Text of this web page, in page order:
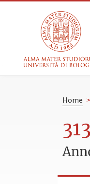
Home >